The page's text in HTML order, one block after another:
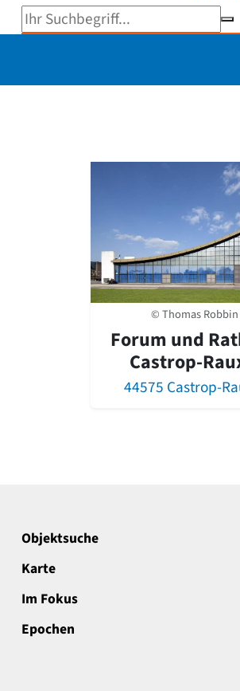
Suchbegriff eingeben
© Thomas Robbin
Forum und
Castrop-
44575 Castrop-
Objektsuche
Karte
Im Fokus
Epochen